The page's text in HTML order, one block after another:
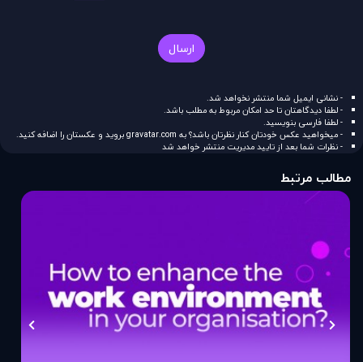
ارسال
- نشانی ایمیل شما منتشر نخواهد شد.
- لطفا دیدگاهتان تا حد امکان مربوط به مطلب باشد.
- لطفا فارسی بنویسید.
- میخواهید عکس خودتان کنار نظرتان باشد؟ به gravatar.comبروید و عکستان را اضافه کنید.
- نظرات شما بعد از تایید مدیریت منتشر خواهد شد
مطالب مرتبط